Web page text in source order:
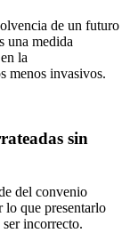
de un futuro
una medida
la
menos invasivos.
sin
del convenio
lo que presentarlo
incorrecto.